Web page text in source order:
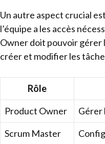
Un autre aspect crucial
l’équipe a les accès
Owner doit pouvoir gérer
créer et modifier les
Rôle
Product Owner
Gérer
Scrum Master